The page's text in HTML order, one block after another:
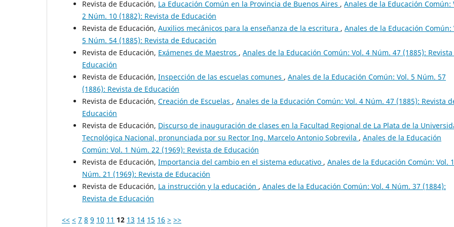
Revista de Educación, La Educación Común en la Provincia de Buenos Aires , Anales de la Educación Común:
2 Núm. 10 (1882): Revista de Educación
Revista de Educación, Auxilios mecánicos para la enseñanza de la escritura , Anales de la Educación Común:
5 Núm. 54 (1885): Revista de Educación
Revista de Educación, Exámenes de Maestros , Anales de la Educación Común: Vol. 4 Núm. 47 (1885):
Educación
Revista de Educación, Inspección de las escuelas comunes , Anales de la Educación Común: Vol. 5 Núm. 57
(1886): Revista de Educación
Revista de Educación, Creación de Escuelas , Anales de la Educación Común: Vol. 4 Núm. 47 (1885): Revista
Educación
Revista de Educación, Discurso de inauguración de clases en la Facultad Regional de La Plata de la
Tecnológica Nacional, pronunciada por su Rector Ing. Marcelo Antonio Sobrevila , Anales de la Educación
Común: Vol. 1 Núm. 22 (1969): Revista de Educación
Revista de Educación, Importancia del cambio en el sistema educativo , Anales de la Educación Común: Vol. 1
Núm. 21 (1969): Revista de Educación
Revista de Educación, La instrucción y la educación , Anales de la Educación Común: Vol. 4 Núm. 37 (1884):
Revista de Educación
<< < 7 8 9 10 11 12 13 14 15 16 > >>